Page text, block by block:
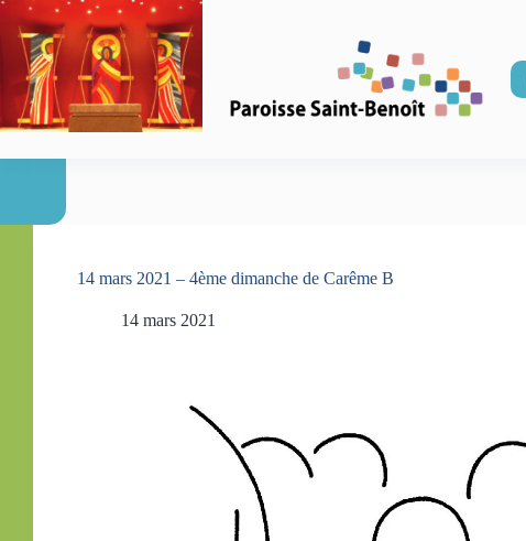
Passer
contenu
14 mars 2021 – 4ème dimanche de Carême B
14 mars 2021